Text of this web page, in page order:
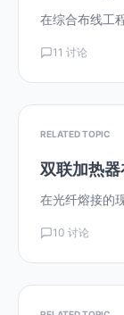
在综合布线工
11 讨论
RELATED TOPIC
双联加热
在光纤熔接的
10 讨论